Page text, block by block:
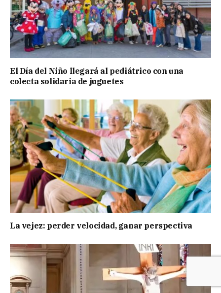
El Día del Niño llegará al pediátrico con una
colecta solidaria de juguetes
La vejez: perder velocidad, ganar perspectiva